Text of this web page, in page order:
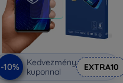
-10%
Kedvezmény
kuponnal
EXTRA10